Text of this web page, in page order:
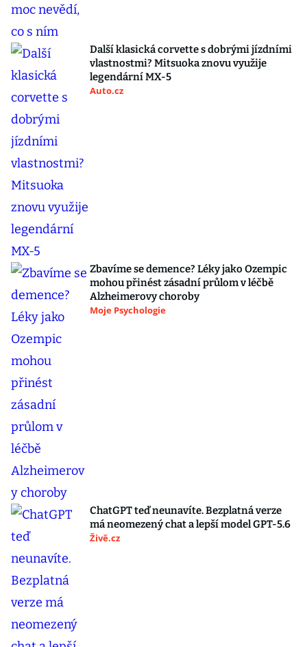
Další klasická corvette s dobrými jízdními
vlastnostmi? Mitsuoka znovu využije
legendární MX-5
Auto.cz
Zbavíme se demence? Léky jako Ozempic
mohou přinést zásadní průlom v léčbě
Alzheimerovy choroby
Moje Psychologie
ChatGPT teď neunavíte. Bezplatná verze
má neomezený chat a lepší model GPT-5.6
Živě.cz